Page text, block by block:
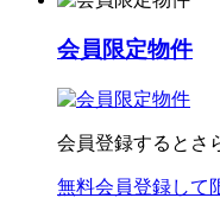
会員限定物件
会員登録するとさ
無料会員登録して